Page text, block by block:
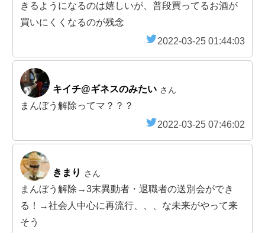
きるようになるのは嬉しいが、普段買ってるお酒が
買いにくくなるのが残念
2022-03-25 01:44:03
キイチ@ギネスのみたい さん
まんぼう解除ってマ？？？
2022-03-25 07:46:02
きまり さん
まんぼう解除→3末異動者・退職者の送別会ができ
る！→社会人中心に再流行、、、な未来がやって来
そう